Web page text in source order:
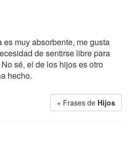
muy absorbente, me gusta
de sentirse libre para
sé, el de los hijos es otro
hecho.
+ Frases de Hijos